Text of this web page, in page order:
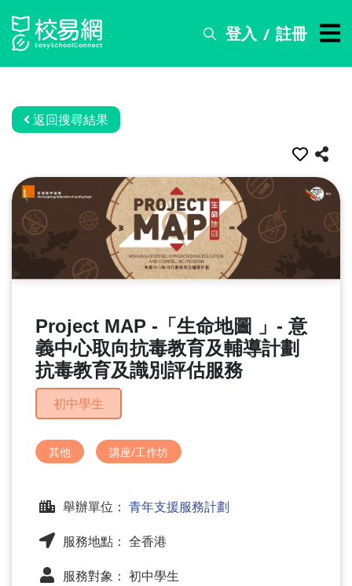
登入 / 註冊
搜
務
資
關
我
返回搜尋結果
Project MAP -「生命地圖 」- 意
義中心取向抗毒教育及輔導計劃
抗毒教育及識別評估服務
初中學生
其他 講座/工作坊
舉辦單位： 青年支援服務計劃
服務地點： 全香港
服務對象： 初中學生